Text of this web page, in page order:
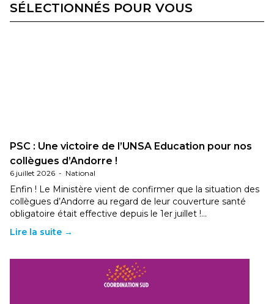
SÉLECTIONNÉS POUR VOUS
PSC : Une victoire de l’UNSA Education pour nos
collègues d’Andorre !
6 juillet 2026 - National
Enfin ! Le Ministère vient de confirmer que la situation des
collègues d’Andorre au regard de leur couverture santé
obligatoire était effective depuis le 1er juillet !…
Lire la suite →